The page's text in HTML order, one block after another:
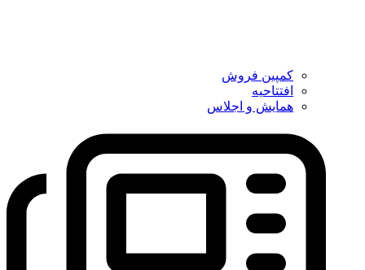
کمپین فروش
افتتاحیه
همایش و اجلاس